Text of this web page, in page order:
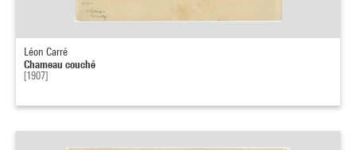
Léon Carré
Chameau couché
[1907]